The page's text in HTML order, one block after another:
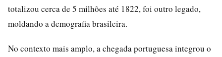
totalizou cerca de 5 milhões até 1822, foi outro legado,
moldando a demografia brasileira.
No contexto mais amplo, a chegada portuguesa integrou o